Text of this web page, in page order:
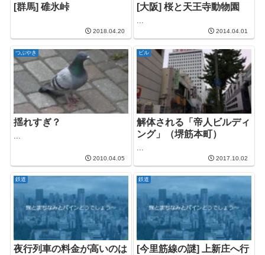
[群馬] 碓氷峠
2018.04.20
[大阪] 桜と天王寺動物園
2014.04.01
つぶやき
揺れすぎ？
2010.04.05
ビル
解体される「帝人ビルディ
ング」（堺筋本町）
2017.10.02
鉄道
夜行列車の料金が高いのは
鉄道
[今里筋線の謎] 上新庄へ行